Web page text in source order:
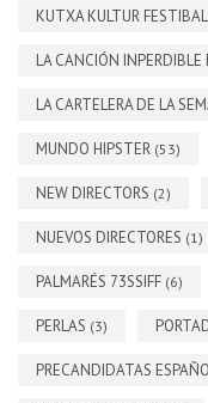
KUTXA KULTUR
LA CANCIÓN
LA CARTELERA DE LA
MUNDO HIPSTER (53)
NEW DIRECTORS (2)
NUEVOS DIRECTORES (1)
PALMARÉS 73SSIFF (6)
PERLAS (3)
PRECANDIDATAS